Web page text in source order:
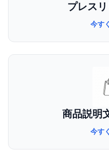
プレス
今す
商品説明
今す